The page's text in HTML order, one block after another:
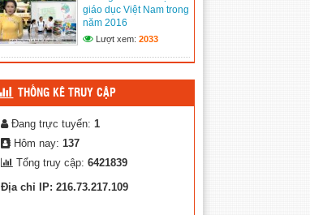
giáo dục Việt Nam trong
năm 2016
Lượt xem: 2033
THỐNG KÊ TRUY CẬP
Đang trực tuyến: 1
Hôm nay: 137
Tổng truy cập: 6421839
Địa chỉ IP: 216.73.217.109